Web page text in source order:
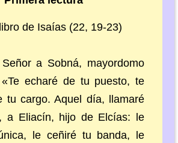
de Isaías (22, 19-23)
a Sobná, mayordomo
echaré de tu puesto, te
tu cargo. Aquel día, llamaré
a Eliacín, hijo de Elcías: le
le ceñiré tu banda, le